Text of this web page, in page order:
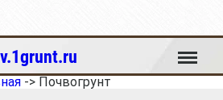
Меню
-> Почвогрунт